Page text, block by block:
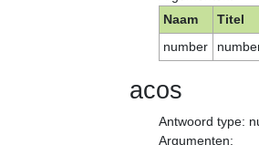
Naam
Titel
number
acos
Antwoord type:
Argumenten: